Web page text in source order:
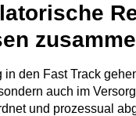
den Fast Track
auch im
und prozessual